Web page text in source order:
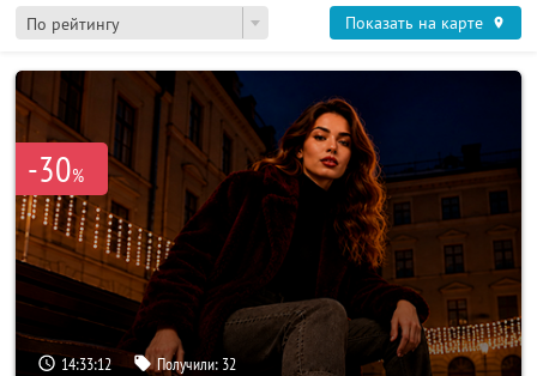
По рейтингу Показать на карте
-30%
14:33:10 Получили: 32